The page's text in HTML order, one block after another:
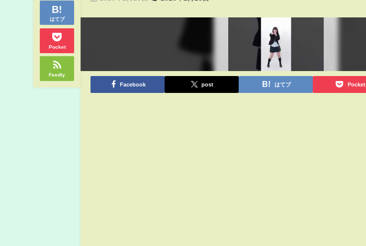
はてブ
Pocket
Feedly
Facebook post はてブ Pocket